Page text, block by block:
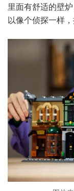
里面有舒适的壁
以像个侦探一样，